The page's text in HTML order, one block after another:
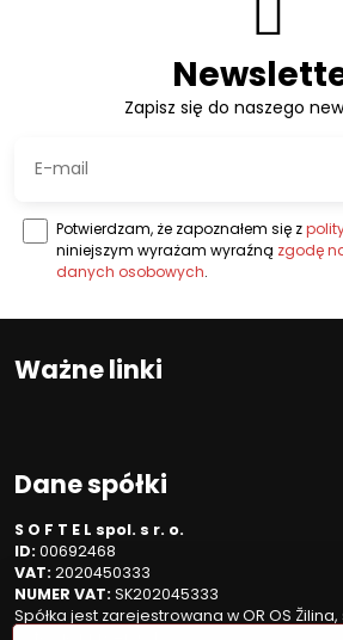
Zapisz się do naszego
Potwierdzam, że zapoznałem się z
niniejszym wyrażam wyraźną zgodę
danych osobowych.
Ważne linki
Dane spółki
S O F T E L spol. s r. o.
ID: 00692468
VAT: 2020450333
NUMER VAT: SK202045333
Spółka jest zarejestrowana w OR OS